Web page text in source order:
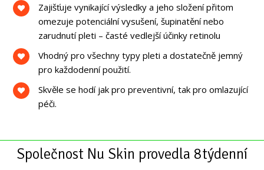
Zajišťuje vynikající výsledky a jeho složení přitom
omezuje potenciální vysušení, šupinatění nebo
zarudnutí pleti – časté vedlejší účinky retinolu
Vhodný pro všechny typy pleti a dostatečně jemný
pro každodenní použití.
Skvěle se hodí jak pro preventivní, tak pro omlazující
péči.
Společnost Nu Skin provedla 8týdenní